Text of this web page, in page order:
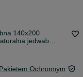
140x200
jedwab
Ochronnym